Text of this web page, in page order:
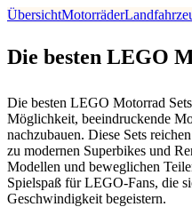
ÜbersichtMotorräder
Die besten LEGO
Die besten LEGO Motorrad
Möglichkeit, beeindruckende
nachzubauen. Diese Sets
zu modernen Superbikes und
Modellen und beweglichen
Spielspaß für LEGO-Fans, die
Geschwindigkeit begeistern.